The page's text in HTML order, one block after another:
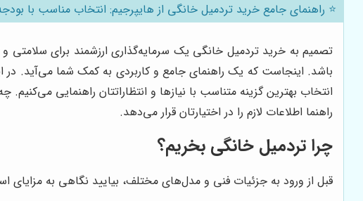
⭐️ راهنمای جامع خرید تردمیل خانگی از هایپرجیم: انتخاب مناسب با
تصمیم به خرید تردمیل خانگی یک سرمایه‌گذاری ارزشمند برای سلامتی
باشد. اینجاست که یک راهنمای جامع و کاربردی به کمک شما می‌آید. در
انتخاب بهترین گزینه متناسب با نیازها و انتظاراتتان راهنمایی
راهنما اطلاعات لازم را در اختیارتان قرار می‌دهد.
چرا تردمیل خانگی بخریم؟
قبل از ورود به جزئیات فنی و مدل‌های مختلف، بیایید نگاهی به مزایای